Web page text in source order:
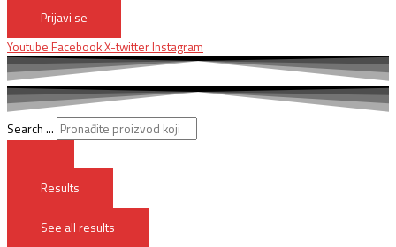
Prijavi se
Youtube FacebookX-twitter Instagram
Search ...
Results
See all results